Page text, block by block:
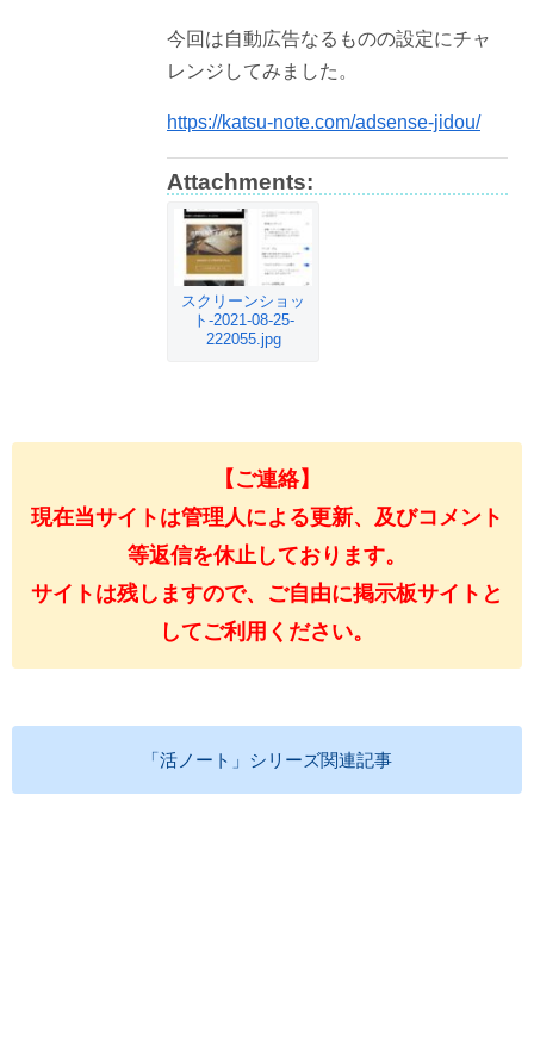
今回は自動広告なるものの設定にチャ
レンジしてみました。
https://katsu-note.com/adsense-jidou/
Attachments:
スクリーンショッ
ト-2021-08-25-
222055.jpg
【ご連絡】
現在当サイトは管理人による更新、及びコメント
等返信を休止しております。
サイトは残しますので、ご自由に掲示板サイトと
してご利用ください。
「活ノート」シリーズ関連記事